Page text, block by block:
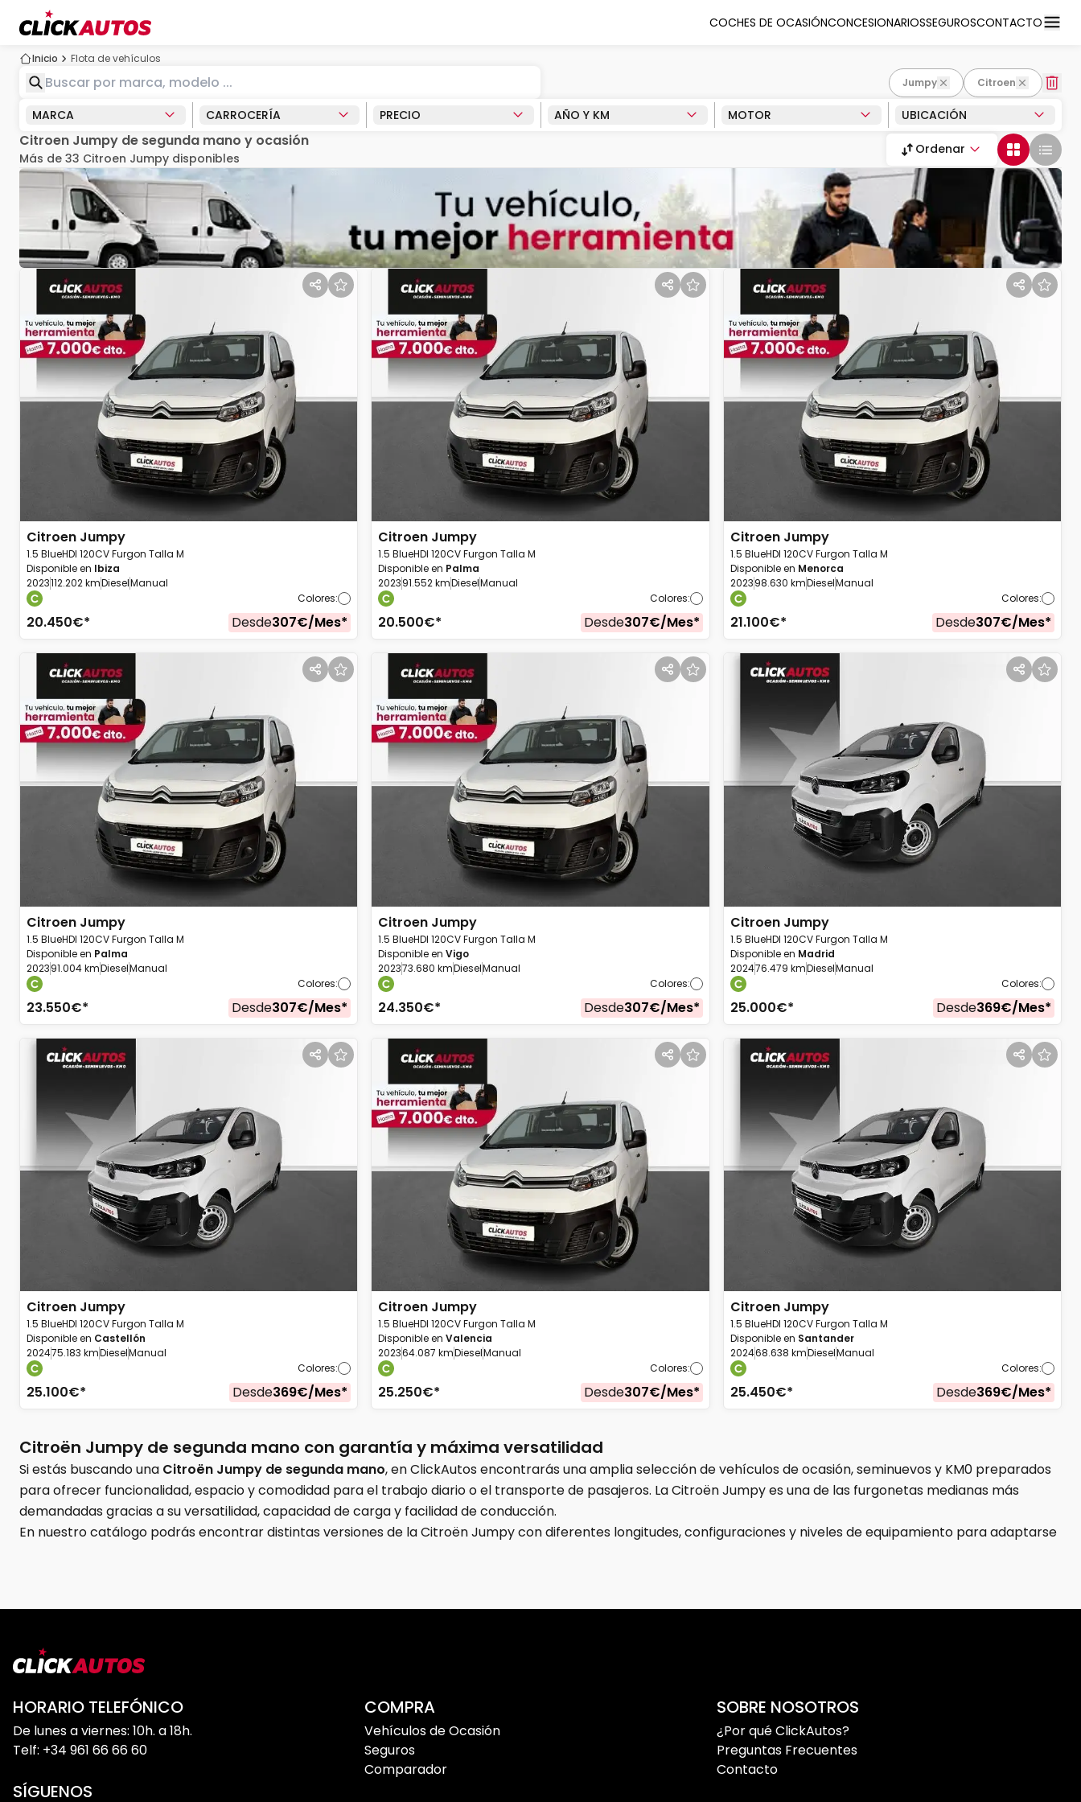
COCHES DE OCASIÓNCONCESIONARIOSSEGUROSCONTACTO
Inicio
Flota de vehículos
Citroen
Jumpy
MARCA CARROCERÍA PRECIO AÑO Y KM MOTOR UBICACIÓN
Citroen Jumpy de segunda mano y ocasión
Más de 33 Citroen Jumpy disponibles
Ordenar
Citroen Jumpy
1.5 BlueHDI 120CV Furgon Talla M
Disponible en Ibiza
2023112.202 kmDieselManual
Colores:
20.450€* Desde307€/Mes*
Citroen Jumpy
1.5 BlueHDI 120CV Furgon Talla M
Disponible en Palma
202391.552 kmDieselManual
Colores:
20.500€* Desde307€/Mes*
Citroen Jumpy
1.5 BlueHDI 120CV Furgon Talla M
Disponible en Menorca
202398.630 kmDieselManual
Colores:
21.100€* Desde307€/Mes*
Citroen Jumpy
1.5 BlueHDI 120CV Furgon Talla M
Disponible en Palma
202391.004 kmDieselManual
Colores:
23.550€* Desde307€/Mes*
Citroen Jumpy
1.5 BlueHDI 120CV Furgon Talla M
Disponible en Vigo
202373.680 kmDieselManual
Colores:
24.350€* Desde307€/Mes*
Citroen Jumpy
1.5 BlueHDI 120CV Furgon Talla M
Disponible en Madrid
202476.479 kmDieselManual
Colores:
25.000€* Desde369€/Mes*
Citroen Jumpy
1.5 BlueHDI 120CV Furgon Talla M
Disponible en Castellón
202475.183 kmDieselManual
Colores:
25.100€* Desde369€/Mes*
Citroen Jumpy
1.5 BlueHDI 120CV Furgon Talla M
Disponible en Valencia
202364.087 kmDieselManual
Colores:
25.250€* Desde307€/Mes*
Citroen Jumpy
1.5 BlueHDI 120CV Furgon Talla M
Disponible en Santander
202468.638 kmDieselManual
Colores:
25.450€* Desde369€/Mes*
Citroën Jumpy de segunda mano con garantía y máxima versatilidad
Si estás buscando una Citroën Jumpy de segunda mano, en ClickAutos encontrarás una amplia selección de vehículos de ocasión, seminuevos y KM0 preparados
para ofrecer funcionalidad, espacio y comodidad para el trabajo diario o el transporte de pasajeros. La Citroën Jumpy es una de las furgonetas medianas más
demandadas gracias a su versatilidad, capacidad de carga y facilidad de conducción.
En nuestro catálogo podrás encontrar distintas versiones de la Citroën Jumpy con diferentes longitudes, configuraciones y niveles de equipamiento para adaptarse
La Citroën Jumpy es una excelente opción para quienes necesitan una furgoneta práctica, cómoda y preparada para un uso intensivo.
Gran capacidad y espacio interior
La Citroën Jumpy destaca por su amplitud y funcionalidad, ofreciendo espacio suficiente para mercancía, herramientas o pasajeros según la configuración elegida.
Perfecta para profesionales y empresas
HORARIO TELEFÓNICO
De lunes a viernes: 10h. a 18h.
Telf: +34 961 66 66 60
COMPRA
Vehículos de Ocasión
Seguros
Comparador
SOBRE NOSOTROS
¿Por qué ClickAutos?
Preguntas Frecuentes
Contacto
SÍGUENOS